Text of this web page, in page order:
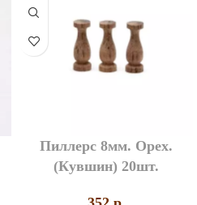
Пиллерс 8мм. Орех.
(Кувшин) 20шт.